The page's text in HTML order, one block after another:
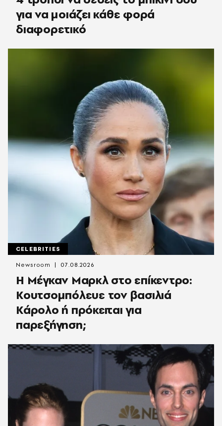
για να μοιάζει κάθε φορά
διαφορετικό
CELEBRITIES
Η Μέγκαν Μαρκλ στο επίκεντρο:
Κουτσομπόλευε τον βασιλιά
Κάρολο ή πρόκειται για
παρεξήγηση;
Newsroom 07.08.2026